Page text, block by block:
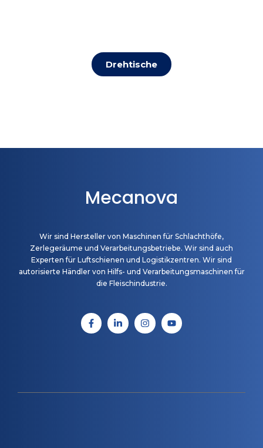
Drehtische
Mecanova
Wir sind Hersteller von Maschinen für Schlachthöfe,
Zerlegeräume und Verarbeitungsbetriebe. Wir sind auch
Experten für Luftschienen und Logistikzentren. Wir sind
autorisierte Händler von Hilfs- und Verarbeitungsmaschinen für
die Fleischindustrie.